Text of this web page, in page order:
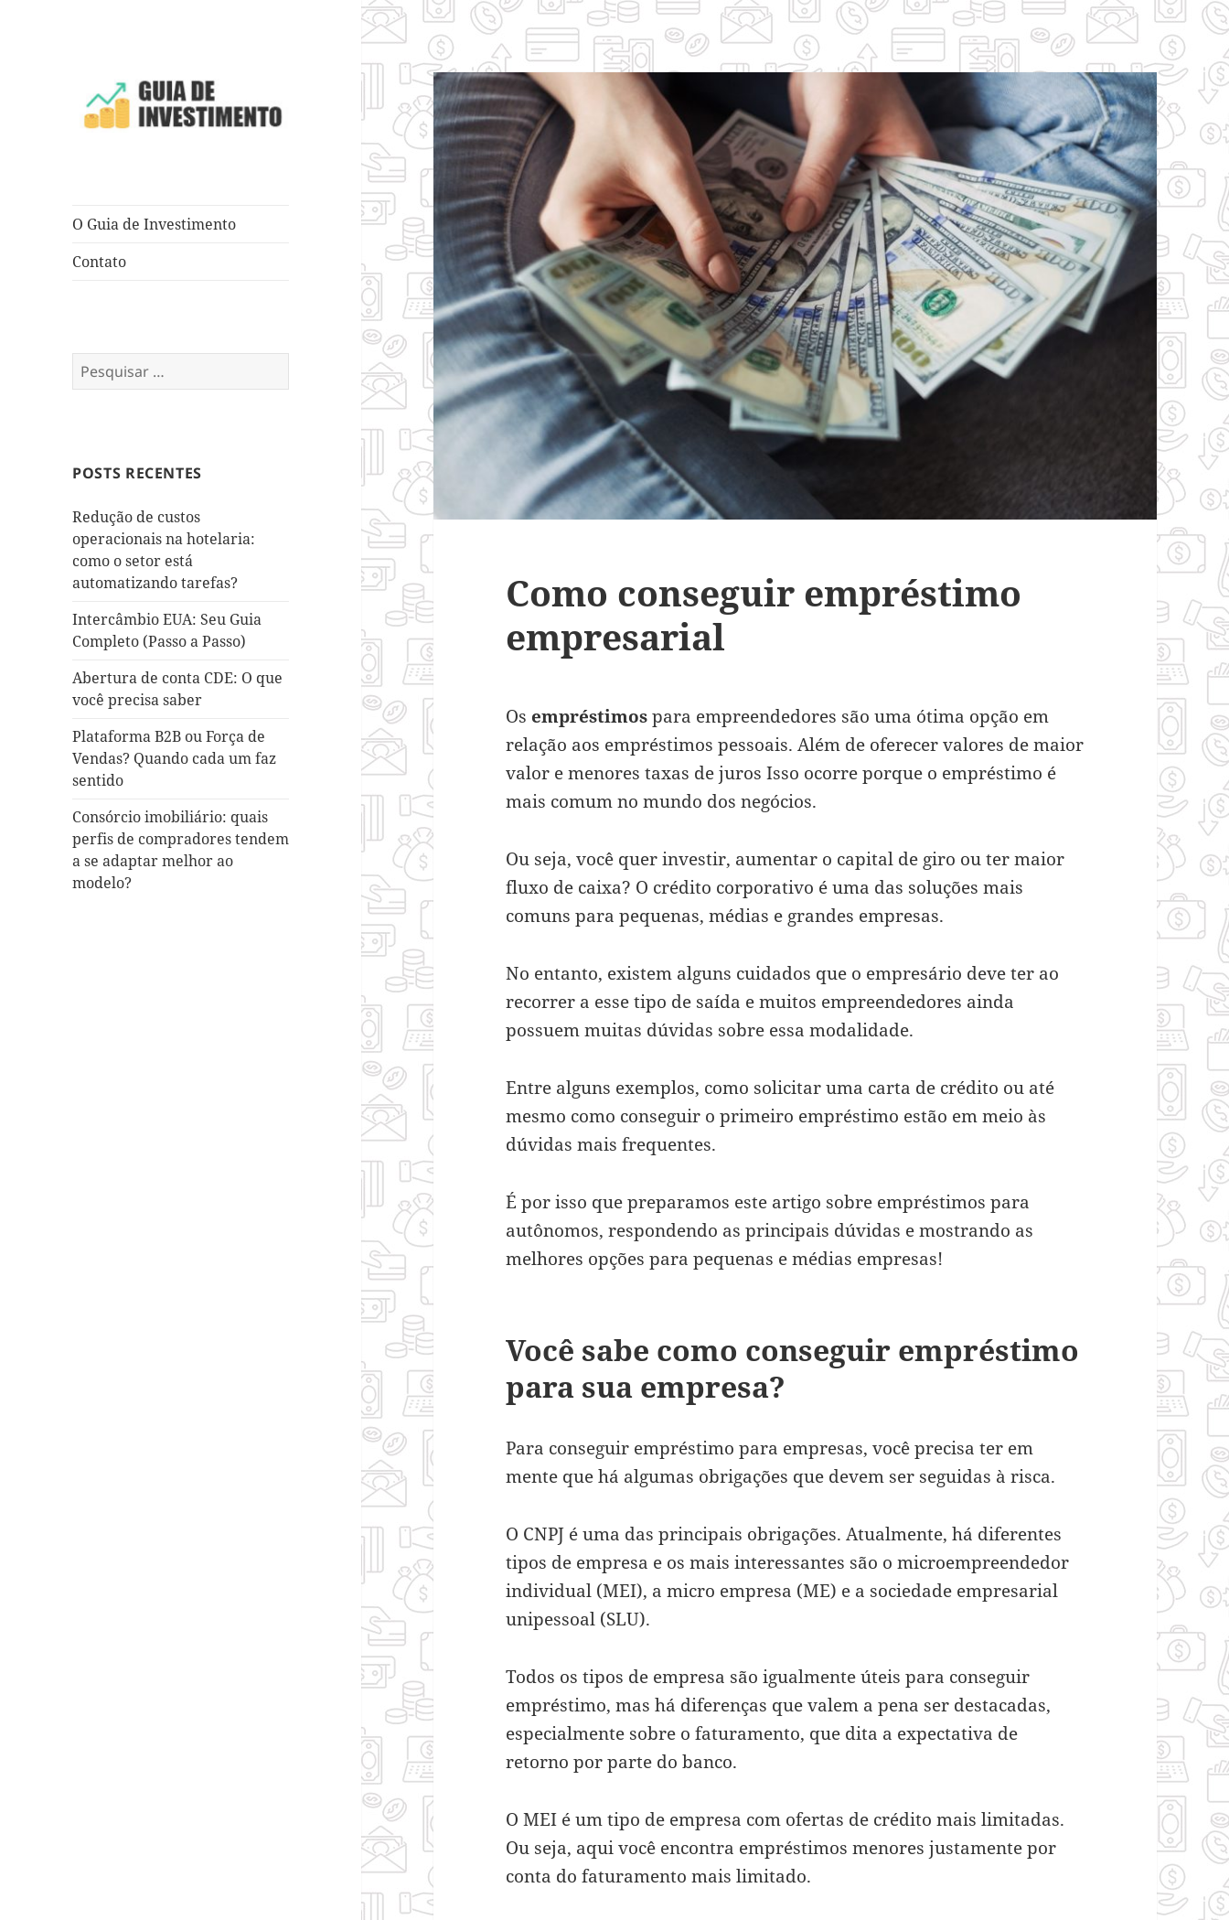
O Guia de Investimento
Contato
Pesquisar
por:
POSTS RECENTES
Redução de custos
operacionais na hotelaria:
como o setor está
automatizando tarefas?
Intercâmbio EUA: Seu Guia
Completo (Passo a Passo)
Abertura de conta CDE: O que
você precisa saber
Plataforma B2B ou Força de
Vendas? Quando cada um faz
sentido
Consórcio imobiliário: quais
perfis de compradores tendem
a se adaptar melhor ao
modelo?
Como conseguir empréstimo
empresarial
Os empréstimospara empreendedores são uma ótima opção em
relação aos empréstimos pessoais. Além de oferecer valores de maior
valor e menores taxas de juros Isso ocorre porque o empréstimo é
mais comum no mundo dos negócios.
Ou seja, você quer investir, aumentar o capital de giro ou ter maior
fluxo de caixa? O crédito corporativo é uma das soluções mais
comuns para pequenas, médias e grandes empresas.
No entanto, existem alguns cuidados que o empresário deve ter ao
recorrer a esse tipo de saída e muitos empreendedores ainda
possuem muitas dúvidas sobre essa modalidade.
Entre alguns exemplos, como solicitar uma carta de crédito ou até
mesmo como conseguir o primeiro empréstimo estão em meio às
dúvidas mais frequentes.
É por isso que preparamos este artigo sobre empréstimos para
autônomos, respondendo as principais dúvidas e mostrando as
melhores opções para pequenas e médias empresas!
Você sabe como conseguir empréstimo
para sua empresa?
Para conseguir empréstimo para empresas, você precisa ter em
mente que há algumas obrigações que devem ser seguidas à risca.
O CNPJ é uma das principais obrigações. Atualmente, há diferentes
tipos de empresa e os mais interessantes são o microempreendedor
individual (MEI), a micro empresa (ME) e a sociedade empresarial
unipessoal (SLU).
Todos os tipos de empresa são igualmente úteis para conseguir
empréstimo, mas há diferenças que valem a pena ser destacadas,
especialmente sobre o faturamento, que dita a expectativa de
retorno por parte do banco.
O MEI é um tipo de empresa com ofertas de crédito mais limitadas.
Ou seja, aqui você encontra empréstimos menores justamente por
conta do faturamento mais limitado.